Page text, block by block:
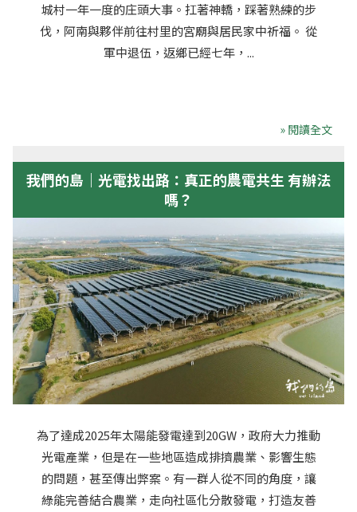
城村一年一度的庄頭大事。扛著神轎，踩著熟練的步
伐，阿南與夥伴前往村里的宮廟與居民家中祈福。 從
軍中退伍，返鄉已經七年，...
» 閱讀全文
我們的島｜光電找出路：真正的農電共生 有辦法
嗎？
為了達成2025年太陽能發電達到20GW，政府大力推動
光電產業，但是在一些地區造成排擠農業、影響生態
的問題，甚至傳出弊案。有一群人從不同的角度，讓
綠能完善結合農業，走向社區化分散發電，打造友善